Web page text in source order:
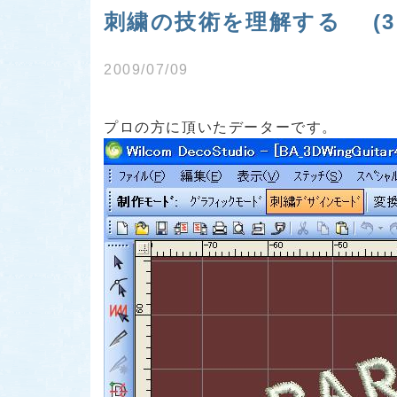
刺繍の技術を理解する
2009/07/09
プロの方に頂いたデーターです。